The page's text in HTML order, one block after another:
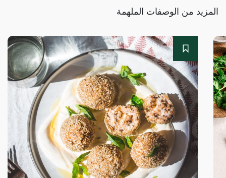
المزيد من الوصفات الملهمة